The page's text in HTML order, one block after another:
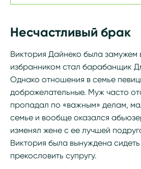
Несчастливый брак
Виктория Дайнеко была замужем
избранником стал барабанщик
Однако отношения в семье
доброжелательные. Муж часто
пропадал по «важным» делам,
семье и вообще оказался
изменял жене с ее лучшей
Виктория была вынуждена
прекословить супругу.